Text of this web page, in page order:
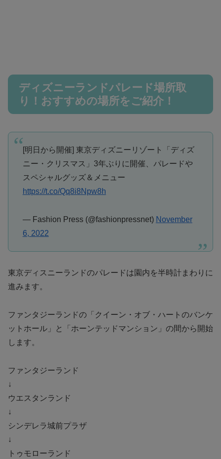
ディズニーランドパレード場所取
り！おすすめの場所をご紹介！
[明日から開催] 東京ディズニーリゾート「ディズ
ニー・クリスマス」3年ぶりに開催、パレードや
スペシャルグッズ＆メニュー
https://t.co/Qq8i8Npw8h
— Fashion Press (@fashionpressnet) November
6, 2022
東京ディスニーランドのパレードは園内を半時計まわりに
進みます。
ファンタジーランドの「クイーン・オブ・ハートのバンケ
ットホール」と「ホーンテッドマンション」の間から開始
します。
ファンタジーランド
↓
ウエスタンランド
↓
シンデレラ城前プラザ
↓
トゥモローランド